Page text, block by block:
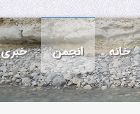
خانه انجمن خبری